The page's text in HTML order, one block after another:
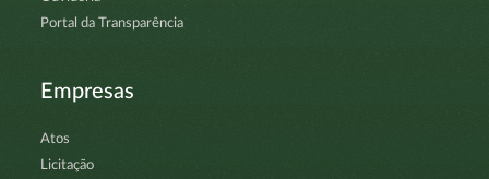
Portal da Transparência
Empresas
Atos
Licitação